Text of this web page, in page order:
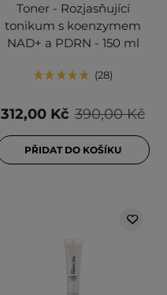
Toner - Rozjasňující
tonikum s koenzymem
NAD+ a PDRN - 150 ml
28
390,00 Kč
312,00 Kč
PŘIDAT DO KOŠÍKU